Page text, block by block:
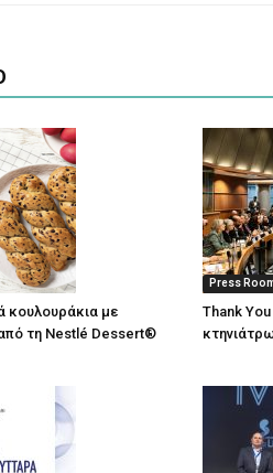
κουλουράκια με
τη Nestlé Dessert®
Press
Thank